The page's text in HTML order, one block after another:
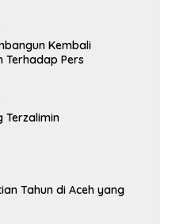
Kembali
Terhadap Pers
Terzalimin
Tahun di Aceh yang